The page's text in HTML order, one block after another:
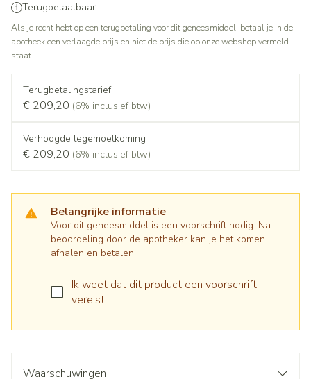
Terugbetaalbaar
Als je recht hebt op een terugbetaling voor dit geneesmiddel, betaal je in de
apotheek een verlaagde prijs en niet de prijs die op onze webshop vermeld
staat.
Terugbetalingstarief
€ 209,20 (6% inclusief btw)
Verhoogde tegemoetkoming
€ 209,20 (6% inclusief btw)
Belangrijke informatie
Voor dit geneesmiddel is een voorschrift nodig. Na
beoordeling door de apotheker kan je het komen
afhalen en betalen.
Ik weet dat dit product een voorschrift
vereist.
Waarschuwingen